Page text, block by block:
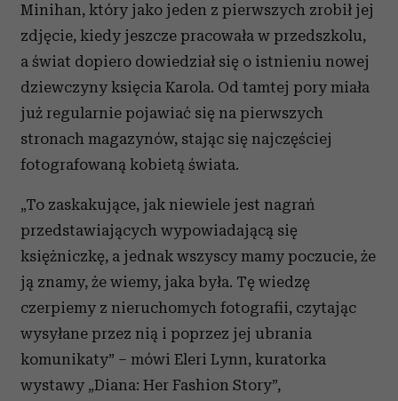
Minihan, który jako jeden z pierwszych zrobił jej
zdjęcie, kiedy jeszcze pracowała w przedszkolu,
a świat dopiero dowiedział się o istnieniu nowej
dziewczyny księcia Karola. Od tamtej pory miała
już regularnie pojawiać się na pierwszych
stronach magazynów, stając się najczęściej
fotografowaną kobietą świata.
„To zaskakujące, jak niewiele jest nagrań
przedstawiających wypowiadającą się
księżniczkę, a jednak wszyscy mamy poczucie, że
ją znamy, że wiemy, jaka była. Tę wiedzę
czerpiemy z nieruchomych fotografii, czytając
wysyłane przez nią i poprzez jej ubrania
komunikaty” – mówi Eleri Lynn, kuratorka
wystawy „Diana: Her Fashion Story”,